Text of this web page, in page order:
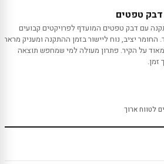
טפטים
עם דבק טפטים המועדף לפרויקטים קבועים
החומר יציב, נוח ליישור בזמן ההתקנה ומעניק מראה
מאוד על הקיר. פתרון מעולה למי שמחפש תוצאה
זמן.
לטווח ארוך